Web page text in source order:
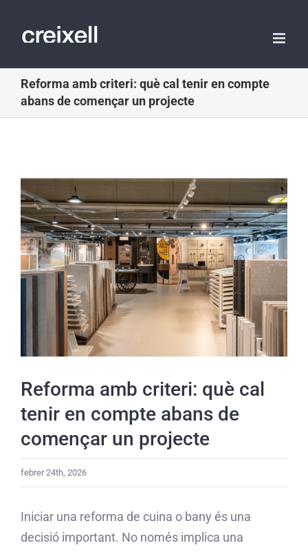
Reforma amb criteri: què cal tenir en compte
abans de començar un projecte
View
Larger
Image
Reforma amb criteri: què cal
tenir en compte abans de
començar un projecte
febrer 24th, 2026
Iniciar una reforma de cuina o bany és una
decisió important. No només implica una